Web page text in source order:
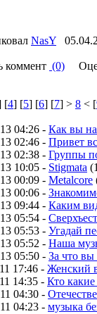
NasY
коммент (0)
[4] [5] [6] [7] > 8 < [
04:26 - Как вы
02:46 - Привет
02:38 - Группы
10:05 - Stigmata
00:09 - Metalcore
00:06 -
09:44 - Каким
05:54 -
05:53 - Угадай
05:52 - Наша
05:50 - За что вы
17:46 - Женский
14:35 - Кто
04:30 -
04:23 - музыка